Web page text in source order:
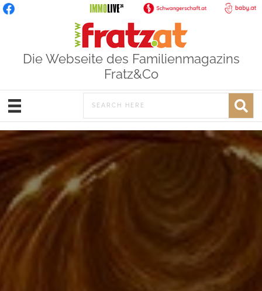
Die Webseite des Familienmagazins
Fratz&Co